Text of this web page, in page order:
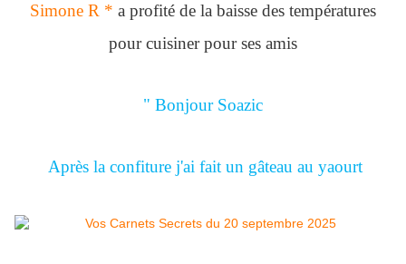
Simone R * a profité de la baisse des températures
pour cuisiner pour ses amis
" Bonjour Soazic
Après la confiture j'ai fait un gâteau au yaourt